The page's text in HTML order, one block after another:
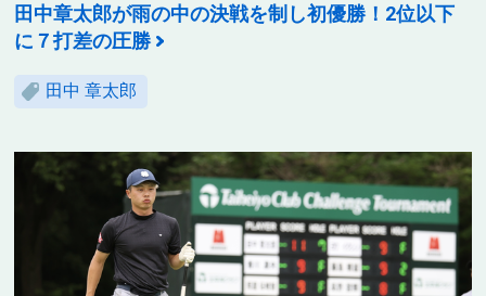
田中章太郎が雨の中の決戦を制し初優勝！2位以下
に７打差の圧勝
田中 章太郎